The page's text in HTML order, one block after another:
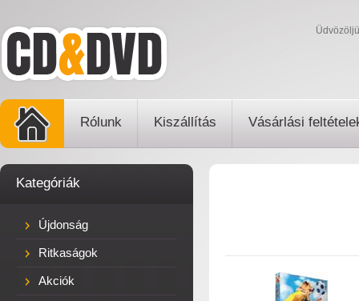
Rólunk Kiszállítás Vásárlási
Kategóriák
Újdonság
Ritkaságok
Akciók